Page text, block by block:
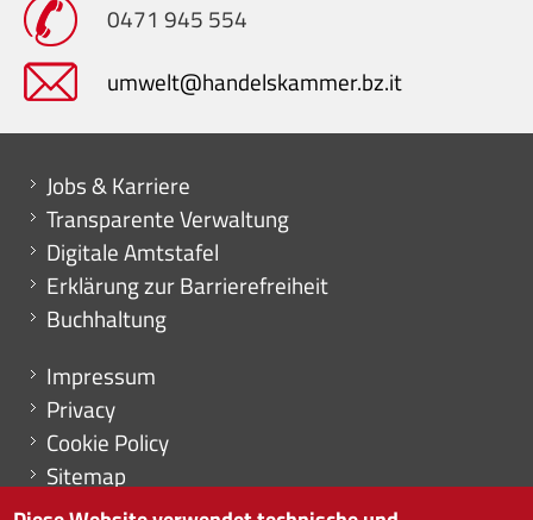
0471 945 554
umwelt@handelskammer.bz.it
Mini menu di servizio
Jobs & Karriere
Transparente Verwaltung
Digitale Amtstafel
Erklärung zur Barrierefreiheit
Buchhaltung
Menu footer
Impressum
Privacy
Cookie Policy
Sitemap
Cookie-Einstellungen